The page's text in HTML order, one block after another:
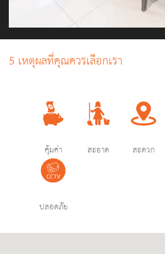
5 เหตุผลที่คุณควรเลือกเรา
คุ้มค่า สะอาด สะดวก
ปลอดภัย